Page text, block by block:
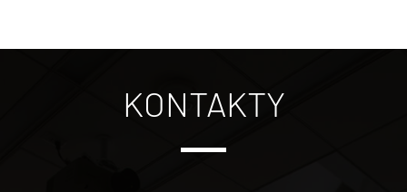
KONTAKTY